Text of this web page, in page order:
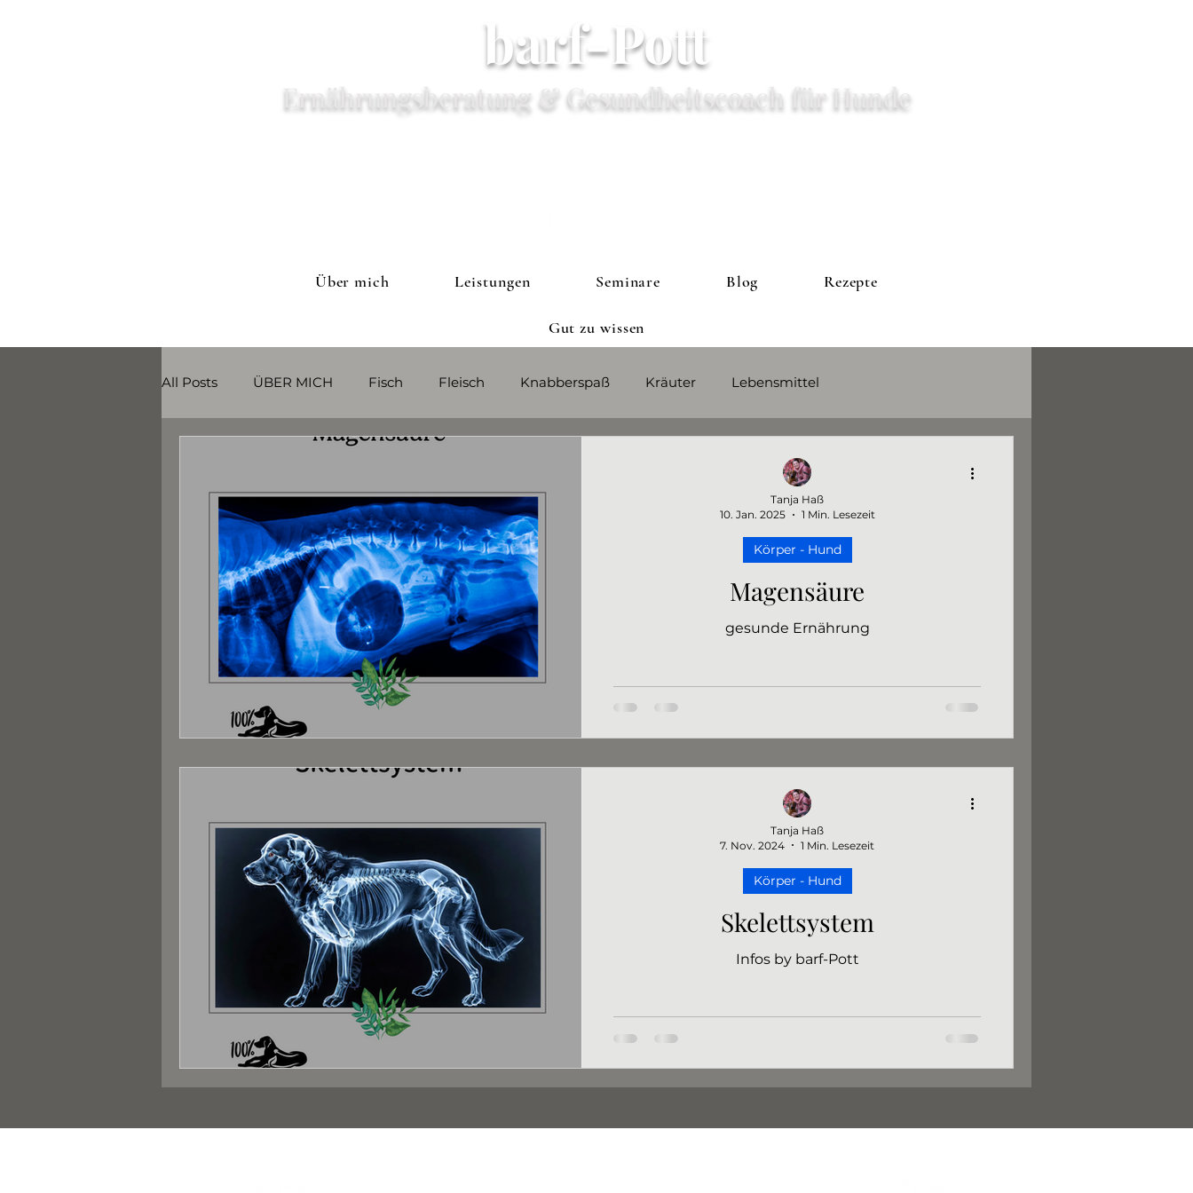
barf-Pott
Ernährungsberatung & Gesundheitscoach für Hunde
Über mich Leistungen Seminare Blog Rezepte
Gut zu wissen
All Posts ÜBER MICH Fisch Fleisch Knabberspaß Kräuter Lebensmittel
Erkrankungen Rezepte Ernährung Infos Vitalpilze Kohlenhydrate
Körper - Hund Zucht Magensäure
gesunde Ernährung
Körper - Hund
Tanja Haß
10. Jan. 2025
1 Min. Lesezeit
Skelettsystem
Infos by barf-Pott
Körper - Hund
Tanja Haß
7. Nov. 2024
1 Min. Lesezeit